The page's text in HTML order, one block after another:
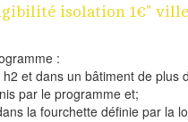
isolation 1€"
:
et dans un bâtiment de plus
par le programme et;
la fourchette définie par la